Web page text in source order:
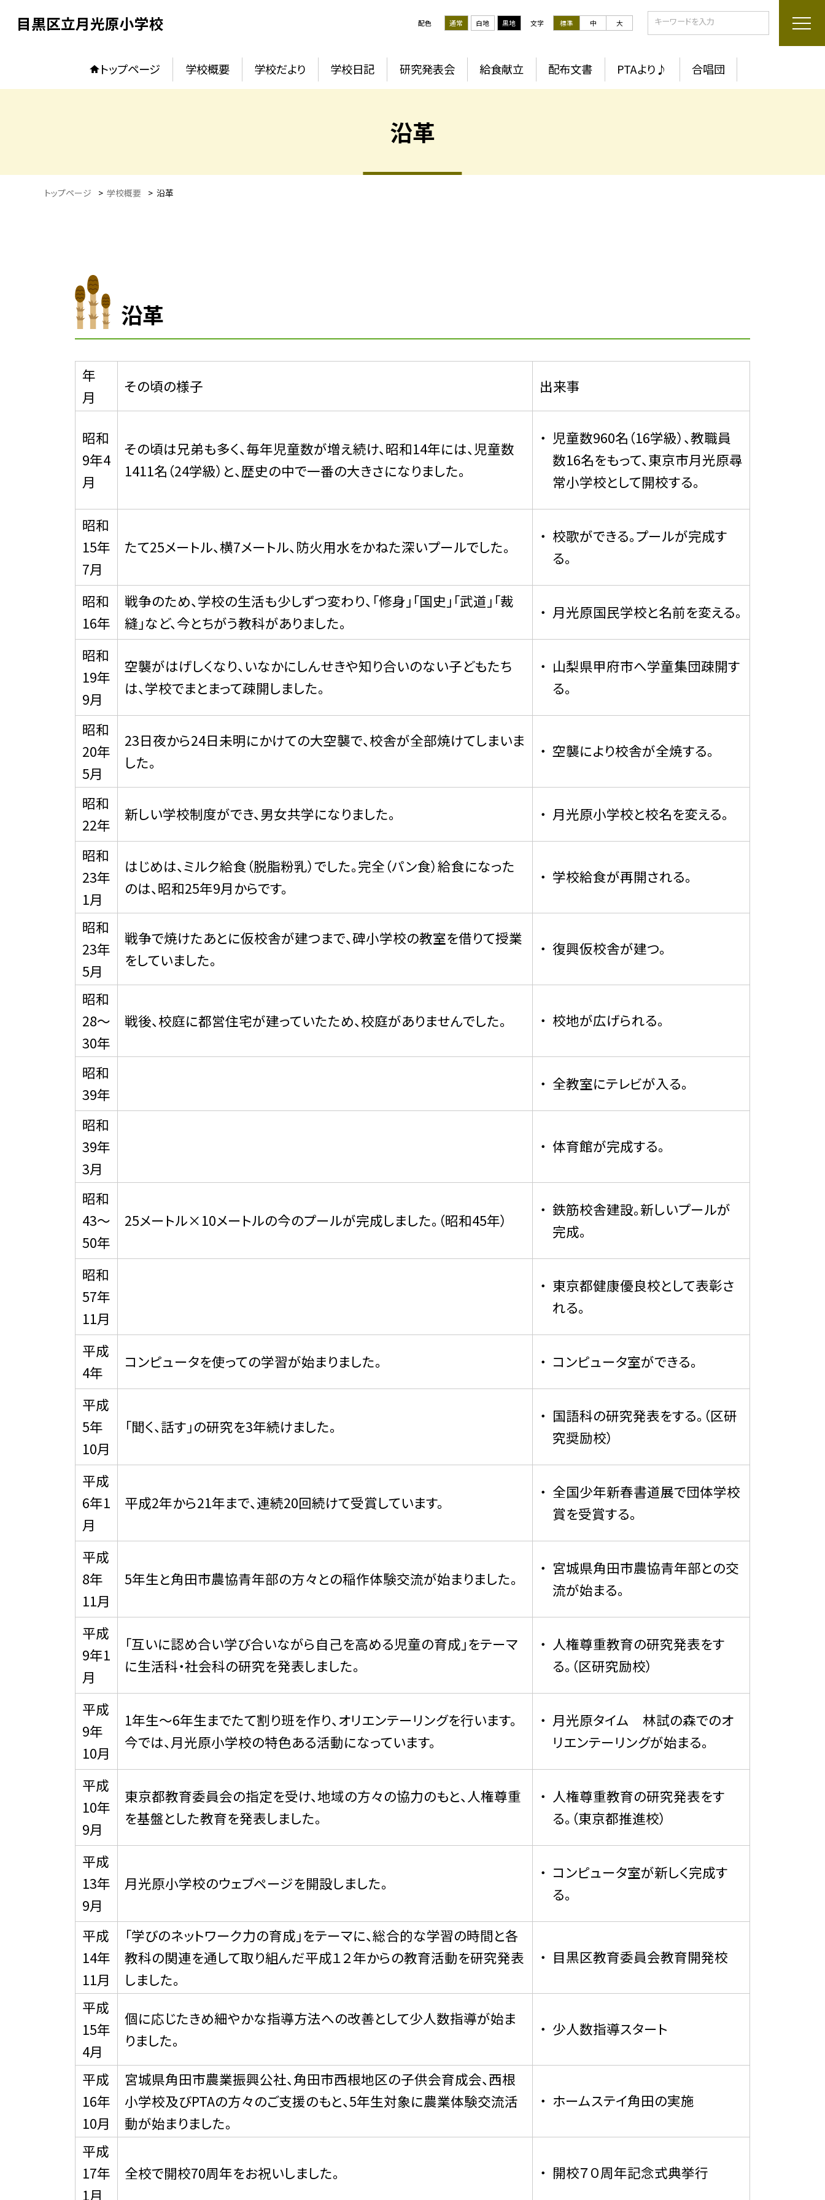
目黒区立月光原小学校 配色 通常 白地 黒地 文字 標準 中 大
トップページ 学校概要 学校だより 学校日記 研究発表会 給食献立 配布文書 PTAより♪ 合唱団
沿革
トップページ > 学校概要 > 沿革
沿革
年
月
その頃の様子 出来事
昭和
9年4
月
その頃は兄弟も多く、毎年児童数が増え続け、昭和14年には、児童数
1411名（24学級）と、歴史の中で一番の大きさになりました。
児童数960名（16学級）、教職員
数16名をもって、東京市月光原尋
常小学校として開校する。
昭和
15年
7月
たて25メートル、横7メートル、防火用水をかねた深いプールでした。
校歌ができる。プールが完成す
る。
昭和
16年
戦争のため、学校の生活も少しずつ変わり、「修身」「国史」「武道」「裁
縫」など、今とちがう教科がありました。
月光原国民学校と名前を変える。
昭和
19年
9月
空襲がはげしくなり、いなかにしんせきや知り合いのない子どもたち
は、学校でまとまって疎開しました。
山梨県甲府市へ学童集団疎開す
る。
昭和
20年
5月
23日夜から24日未明にかけての大空襲で、校舎が全部焼けてしまいま
した。
空襲により校舎が全焼する。
昭和
22年
新しい学校制度ができ、男女共学になりました。 月光原小学校と校名を変える。
昭和
23年
1月
はじめは、ミルク給食（脱脂粉乳）でした。完全（パン食）給食になった
のは、昭和25年9月からです。
学校給食が再開される。
昭和
23年
5月
戦争で焼けたあとに仮校舎が建つまで、碑小学校の教室を借りて授業
をしていました。
復興仮校舎が建つ。
昭和
28〜
30年
戦後、校庭に都営住宅が建っていたため、校庭がありませんでした。 校地が広げられる。
昭和
39年
全教室にテレビが入る。
昭和
39年
3月
体育館が完成する。
昭和
43〜
50年
25メートル×10メートルの今のプールが完成しました。（昭和45年）
鉄筋校舎建設。新しいプールが
完成。
昭和
57年
11月
東京都健康優良校として表彰さ
れる。
平成
4年
コンピュータを使っての学習が始まりました。 コンピュータ室ができる。
平成
5年
10月
「聞く、話す」の研究を3年続けました。
国語科の研究発表をする。（区研
究奨励校）
平成
6年1
月
平成2年から21年まで、連続20回続けて受賞しています。
全国少年新春書道展で団体学校
賞を受賞する。
平成
8年
11月
5年生と角田市農協青年部の方々との稲作体験交流が始まりました。
宮城県角田市農協青年部との交
流が始まる。
平成
9年1
月
「互いに認め合い学び合いながら自己を高める児童の育成」をテーマ
に生活科・社会科の研究を発表しました。
人権尊重教育の研究発表をす
る。（区研究励校）
平成
9年
10月
1年生〜6年生までたて割り班を作り、オリエンテーリングを行います。
今では、月光原小学校の特色ある活動になっています。
月光原タイム 林試の森でのオ
リエンテーリングが始まる。
平成
10年
9月
東京都教育委員会の指定を受け、地域の方々の協力のもと、人権尊重
を基盤とした教育を発表しました。
人権尊重教育の研究発表をす
る。（東京都推進校）
平成
13年
9月
月光原小学校のウェブページを開設しました。
コンピュータ室が新しく完成す
る。
平成
14年
11月
「学びのネットワーク力の育成」をテーマに、総合的な学習の時間と各
教科の関連を通して取り組んだ平成１２年からの教育活動を研究発表
しました。
目黒区教育委員会教育開発校
平成
15年
4月
個に応じたきめ細やかな指導方法への改善として少人数指導が始ま
りました。
少人数指導スタート
平成
16年
10月
宮城県角田市農業振興公社、角田市西根地区の子供会育成会、西根
小学校及びPTAの方々のご支援のもと、5年生対象に農業体験交流活
動が始まりました。
ホームステイ角田の実施
平成
17年
1月
全校で開校70周年をお祝いしました。 開校７０周年記念式典挙行